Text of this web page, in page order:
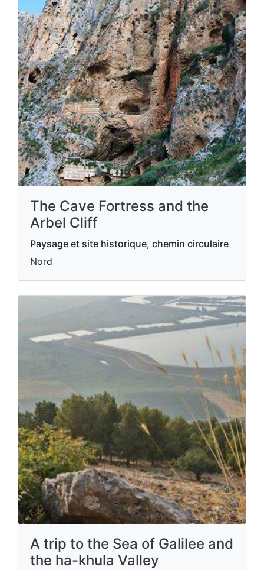
The Cave Fortress and the
Arbel Cliff
Paysage et site historique, chemin circulaire
Nord
A trip to the Sea of ​​Galilee and
the ha-khula Valley